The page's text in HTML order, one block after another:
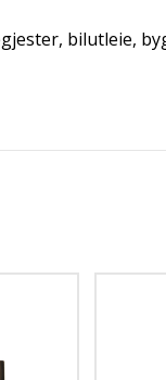
bilutleie,